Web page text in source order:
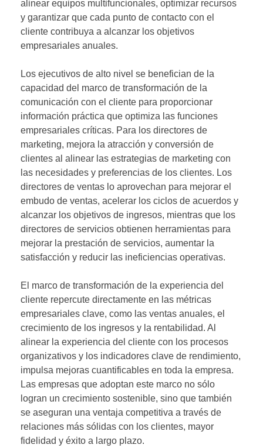
alinear equipos multifuncionales, optimizar recursos
y garantizar que cada punto de contacto con el
cliente contribuya a alcanzar los objetivos
empresariales anuales.
Los ejecutivos de alto nivel se benefician de la
capacidad del marco de transformación de la
comunicación con el cliente para proporcionar
información práctica que optimiza las funciones
empresariales críticas. Para los directores de
marketing, mejora la atracción y conversión de
clientes al alinear las estrategias de marketing con
las necesidades y preferencias de los clientes. Los
directores de ventas lo aprovechan para mejorar el
embudo de ventas, acelerar los ciclos de acuerdos y
alcanzar los objetivos de ingresos, mientras que los
directores de servicios obtienen herramientas para
mejorar la prestación de servicios, aumentar la
satisfacción y reducir las ineficiencias operativas.
El marco de transformación de la experiencia del
cliente repercute directamente en las métricas
empresariales clave, como las ventas anuales, el
crecimiento de los ingresos y la rentabilidad. Al
alinear la experiencia del cliente con los procesos
organizativos y los indicadores clave de rendimiento,
impulsa mejoras cuantificables en toda la empresa.
Las empresas que adoptan este marco no sólo
logran un crecimiento sostenible, sino que también
se aseguran una ventaja competitiva a través de
relaciones más sólidas con los clientes, mayor
fidelidad y éxito a largo plazo.